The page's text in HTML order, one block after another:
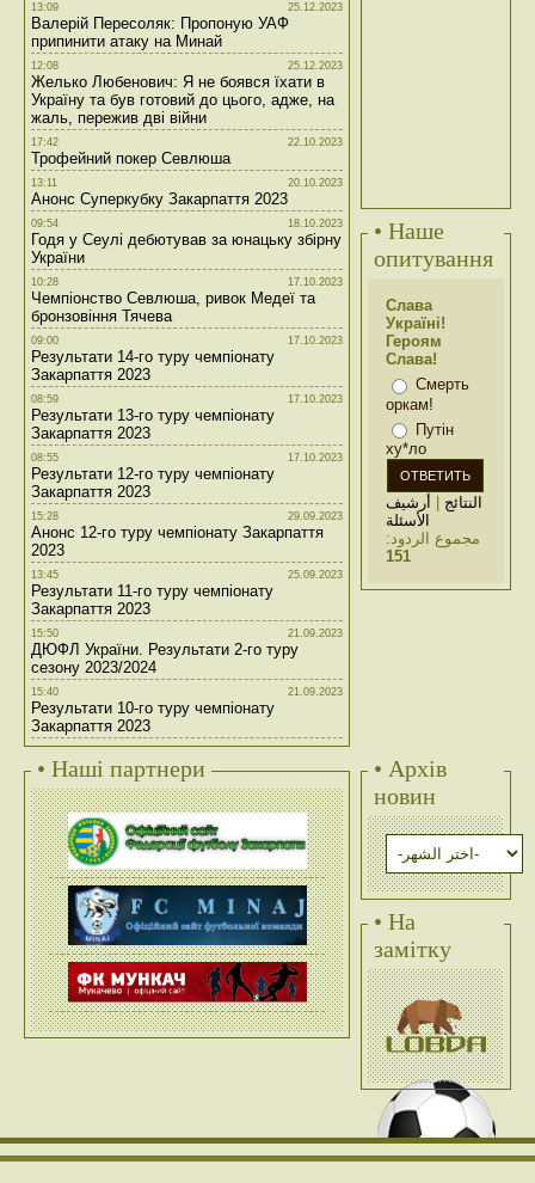
13:09 25.12.2023
Валерій Пересоляк: Пропоную УАФ
припинити атаку на Минай
12:08 25.12.2023
Желько Любенович: Я не боявся їхати в
Україну та був готовий до цього, адже, на
жаль, пережив дві війни
17:42 22.10.2023
Трофейний покер Севлюша
13:11 20.10.2023
Анонс Суперкубку Закарпаття 2023
09:54 18.10.2023
Годя у Сеулі дебютував за юнацьку збірну
України
10:28 17.10.2023
Чемпіонство Севлюша, ривок Медеї та
бронзовіння Тячева
09:00 17.10.2023
Результати 14-го туру чемпіонату
Закарпаття 2023
08:59 17.10.2023
Результати 13-го туру чемпіонату
Закарпаття 2023
08:55 17.10.2023
Результати 12-го туру чемпіонату
Закарпаття 2023
15:28 29.09.2023
Анонс 12-го туру чемпіонату Закарпаття
2023
13:45 25.09.2023
Результати 11-го туру чемпіонату
Закарпаття 2023
15:50 21.09.2023
ДЮФЛ України. Результати 2-го туру
сезону 2023/2024
15:40 21.09.2023
Результати 10-го туру чемпіонату
Закарпаття 2023
• Наше
опитування
Слава
Україні!
Героям
Слава!
Смерть
оркам!
Путін
ху*ло
النتائج | أرشيف
الأسئلة
مجموع الردود:
151
• Наші партнери
• Архів
новин
• На
замітку